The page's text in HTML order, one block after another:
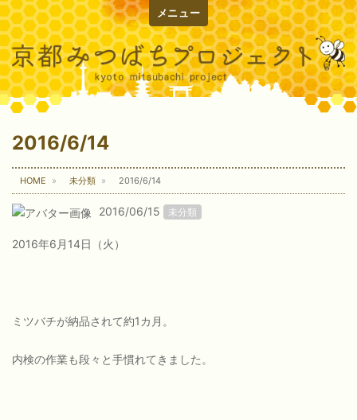
メニュー
2016/6/14
HOME 未分類 2016/6/14
2016/06/15 未分類
2016年6月14日（火）
ミツバチが納品されて約1カ月。
内検の作業も段々と手慣れてきました。